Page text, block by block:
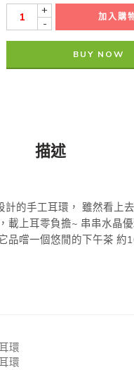
+
-
加入購
BUY NOW
描述
計的手工耳環， 雖然看上
載上耳零負擔~ 串串水晶
品嚐一個悠閒的下午茶 約
環
環